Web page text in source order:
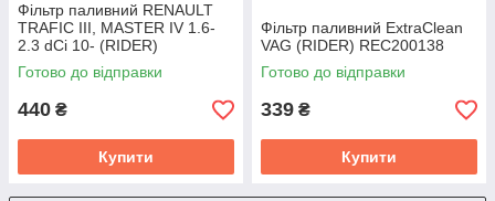
Фільтр паливний RENAULT
TRAFIC III, MASTER IV 1.6-
2.3 dCi 10- (RIDER)
RD.2049KX338/22D
Готово до відправки
440 ₴
Купити
Фільтр паливний ExtraClean
VAG (RIDER) REC200138
Готово до відправки
339 ₴
Купити